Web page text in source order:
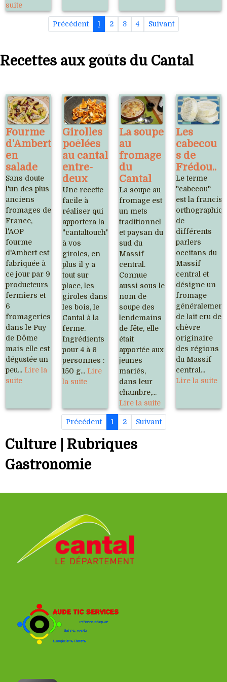
suite
Précédent 1 2 3 4 Suivant
Recettes aux goûts du Cantal
Fourme
d'Ambert
en
salade
Sans doute
l'un des plus
anciens
fromages de
France,
l'AOP
fourme
d'Ambert est
fabriquée à
ce jour par 9
producteurs
fermiers et
6
fromageries
dans le Puy
de Dôme
mais elle est
dégustée un
peu... Lire la
suite
Girolles
poêlées
au cantal
entre-
deux
Une recette
facile à
réaliser qui
apportera la
"cantaltouch"
à vos
giroles, en
plus il y a
tout sur
place, les
giroles dans
les bois, le
Cantal à la
ferme.
Ingrédients
pour 4 à 6
personnes :
150 g... Lire
la suite
La soupe
au
fromage
du
Cantal
La soupe au
fromage est
un mets
traditionnel
et paysan du
sud du
Massif
central.
Connue
aussi sous le
nom de
soupe des
lendemains
de fête, elle
était
apportée aux
jeunes
mariés,
dans leur
chambre,...
Lire la suite
Les
cabecou
s de
Frédou..
Le terme
"cabecou"
est la
de
différents
parlers
occitans du
Massif
central et
désigne un
fromage
généralement
de lait cru de
chèvre
originaire
des régions
du Massif
central...
Lire la suite
Précédent 1 2 Suivant
Culture | Rubriques
Gastronomie